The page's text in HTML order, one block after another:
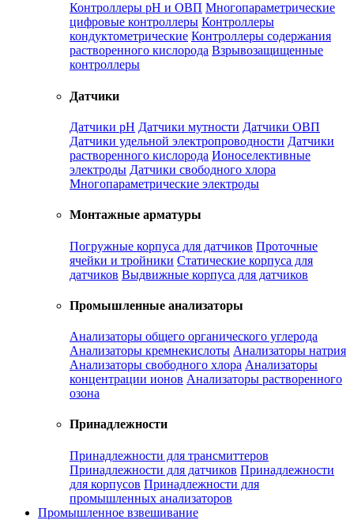
Контроллеры рН и ОВП Многопараметрические
цифровые контроллеры Контроллеры
кондуктометрические Контроллеры содержания
растворенного кислорода Взрывозащищенные
контроллеры
Датчики
Датчики рН Датчики мутности Датчики ОВП
Датчики удельной электропроводности Датчики
растворенного кислорода Ионоселективные
электроды Датчики свободного хлора
Многопараметрические электроды
Монтажные арматуры
Погружные корпуса для датчиков Проточные
ячейки и тройники Статические корпуса для
датчиков Выдвижные корпуса для датчиков
Промышленные анализаторы
Анализаторы общего органического углерода
Анализаторы кремнекислоты Анализаторы натрия
Анализаторы свободного хлора Анализаторы
концентрации ионов Анализаторы растворенного
озона
Принадлежности
Принадлежности для трансмиттеров
Принадлежности для датчиков Принадлежности
для корпусов Принадлежности для
промышленных анализаторов
Промышленное взвешивание